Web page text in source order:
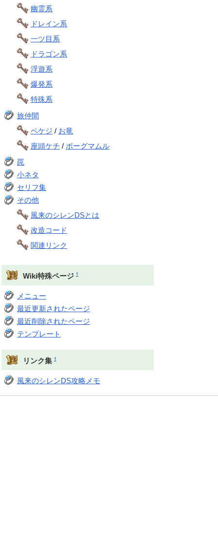
幽霊系
ドレイン系
一ツ目系
ドラゴン系
浮遊系
爆発系
特殊系
旅仲間
ペケジ / お竜
座頭ケチ / ボーグマムル
罠
小ネタ
セリフ集
その他
風来のシレンDSとは
改造コード
関連リンク
Wiki特殊ページ †
メニュー
最近更新されたページ
最近削除されたページ
テンプレート
リンク集 †
風来のシレンDS攻略メモ